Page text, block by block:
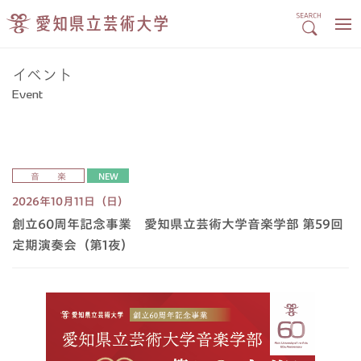
イベント
Event
音 楽 NEW
2026年10月11日（日）
創立60周年記念事業 愛知県立芸術大学音楽学部 第59回
定期演奏会（第1夜）